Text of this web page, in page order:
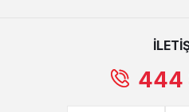
444